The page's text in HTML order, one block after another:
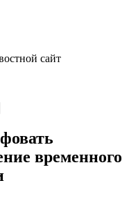
сайт
временного